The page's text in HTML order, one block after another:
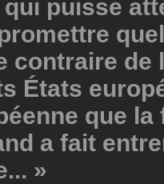
puisse
contraire de
États
que la
a fait
»